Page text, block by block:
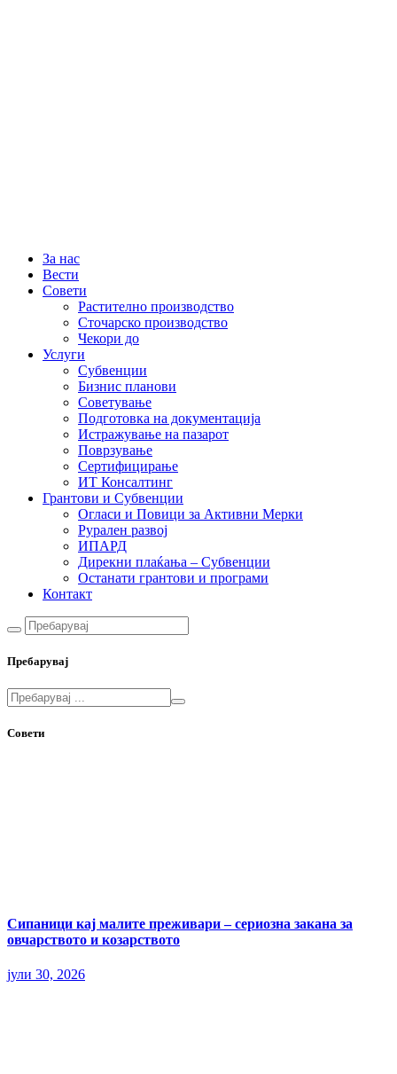
За нас
Вести
Совети
Растително производство
Сточарско производство
Чекори до
Услуги
Субвенции
Бизнис планови
Советување
Подготовка на документација
Истражување на пазарот
Поврзување
Сертифицирање
ИТ Консалтинг
Грантови и Субвенции
Огласи и Повици за Активни Мерки
Рурален развој
ИПАРД
Дирекни плаќања – Субвенции
Останати грантови и програми
Контакт
Пребарувај
Совети
Сипаници кај малите преживари – сериозна закана за
овчарството и козарството
јули 30, 2026